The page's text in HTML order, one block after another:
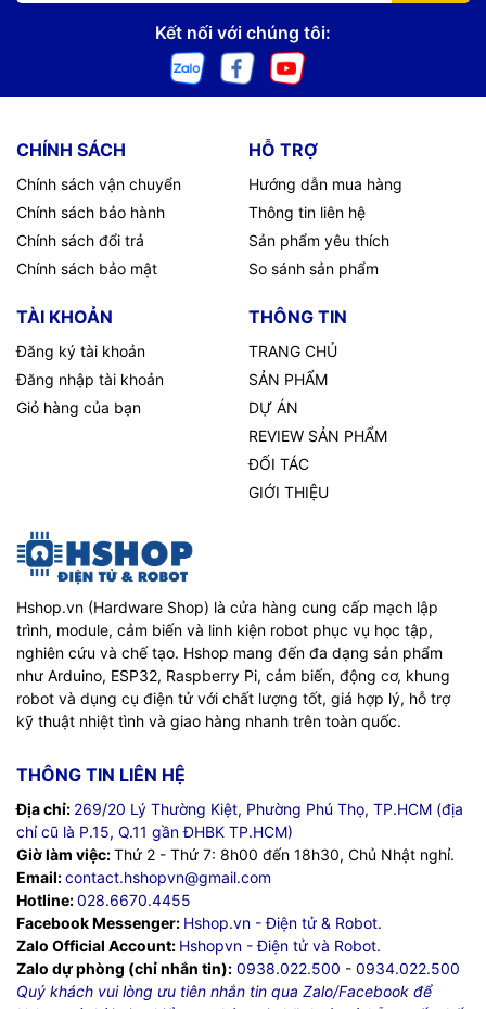
Kết nối với chúng tôi:
CHÍNH SÁCH
Chính sách vận chuyển
Chính sách bảo hành
Chính sách đổi trả
Chính sách bảo mật
HỖ TRỢ
Hướng dẫn mua hàng
Thông tin liên hệ
Sản phẩm yêu thích
So sánh sản phẩm
TÀI KHOẢN
Đăng ký tài khoản
Đăng nhập tài khoản
Giỏ hàng của bạn
THÔNG TIN
TRANG CHỦ
SẢN PHẨM
DỰ ÁN
REVIEW SẢN PHẨM
ĐỐI TÁC
GIỚI THIỆU
Hshop.vn (Hardware Shop) là cửa hàng cung cấp mạch lập
trình, module, cảm biến và linh kiện robot phục vụ học tập,
nghiên cứu và chế tạo. Hshop mang đến đa dạng sản phẩm
như Arduino, ESP32, Raspberry Pi, cảm biến, động cơ, khung
robot và dụng cụ điện tử với chất lượng tốt, giá hợp lý, hỗ trợ
kỹ thuật nhiệt tình và giao hàng nhanh trên toàn quốc.
THÔNG TIN LIÊN HỆ
Địa chỉ: 269/20 Lý Thường Kiệt, Phường Phú Thọ, TP.HCM (địa
chỉ cũ là P.15, Q.11 gần ĐHBK TP.HCM)
Giờ làm việc:Thứ 2 - Thứ 7: 8h00 đến 18h30, Chủ Nhật nghỉ.
Email:contact.hshopvn@gmail.com
Hotline:028.6670.4455
Facebook Messenger: Hshop.vn - Điện tử & Robot.
Zalo Official Account: Hshopvn - Điện tử và Robot.
Zalo dự phòng (chỉ nhắn tin): 0938.022.500 - 0934.022.500
Quý khách vui lòng ưu tiên nhắn tin qua Zalo/Facebook để